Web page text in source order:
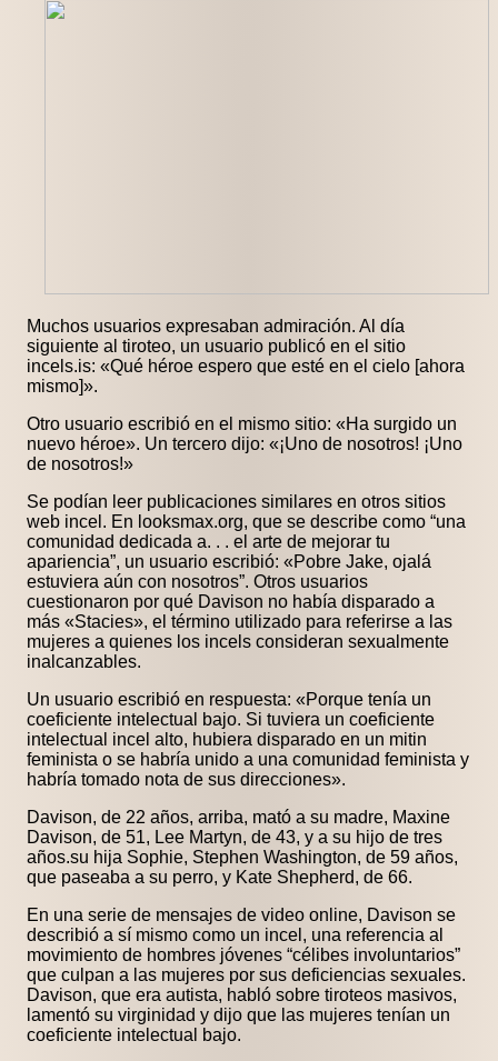
Muchos usuarios expresaban admiración. Al día
siguiente al tiroteo, un usuario publicó en el sitio
incels.is: «Qué héroe espero que esté en el cielo [ahora
mismo]».
Otro usuario escribió en el mismo sitio: «Ha surgido un
nuevo héroe». Un tercero dijo: «¡Uno de nosotros! ¡Uno
de nosotros!»
Se podían leer publicaciones similares en otros sitios
web incel. En looksmax.org, que se describe como “una
comunidad dedicada a. . . el arte de mejorar tu
apariencia”, un usuario escribió: «Pobre Jake, ojalá
estuviera aún con nosotros”. Otros usuarios
cuestionaron por qué Davison no había disparado a
más «Stacies», el término utilizado para referirse a las
mujeres a quienes los incels consideran sexualmente
inalcanzables.
Un usuario escribió en respuesta: «Porque tenía un
coeficiente intelectual bajo. Si tuviera un coeficiente
intelectual incel alto, hubiera disparado en un mitin
feminista o se habría unido a una comunidad feminista y
habría tomado nota de sus direcciones».
Davison, de 22 años, arriba, mató a su madre, Maxine
Davison, de 51, Lee Martyn, de 43, y a su hijo de tres
años.su hija Sophie, Stephen Washington, de 59 años,
que paseaba a su perro, y Kate Shepherd, de 66.
En una serie de mensajes de video online, Davison se
describió a sí mismo como un incel, una referencia al
movimiento de hombres jóvenes “célibes involuntarios”
que culpan a las mujeres por sus deficiencias sexuales.
Davison, que era autista, habló sobre tiroteos masivos,
lamentó su virginidad y dijo que las mujeres tenían un
coeficiente intelectual bajo.